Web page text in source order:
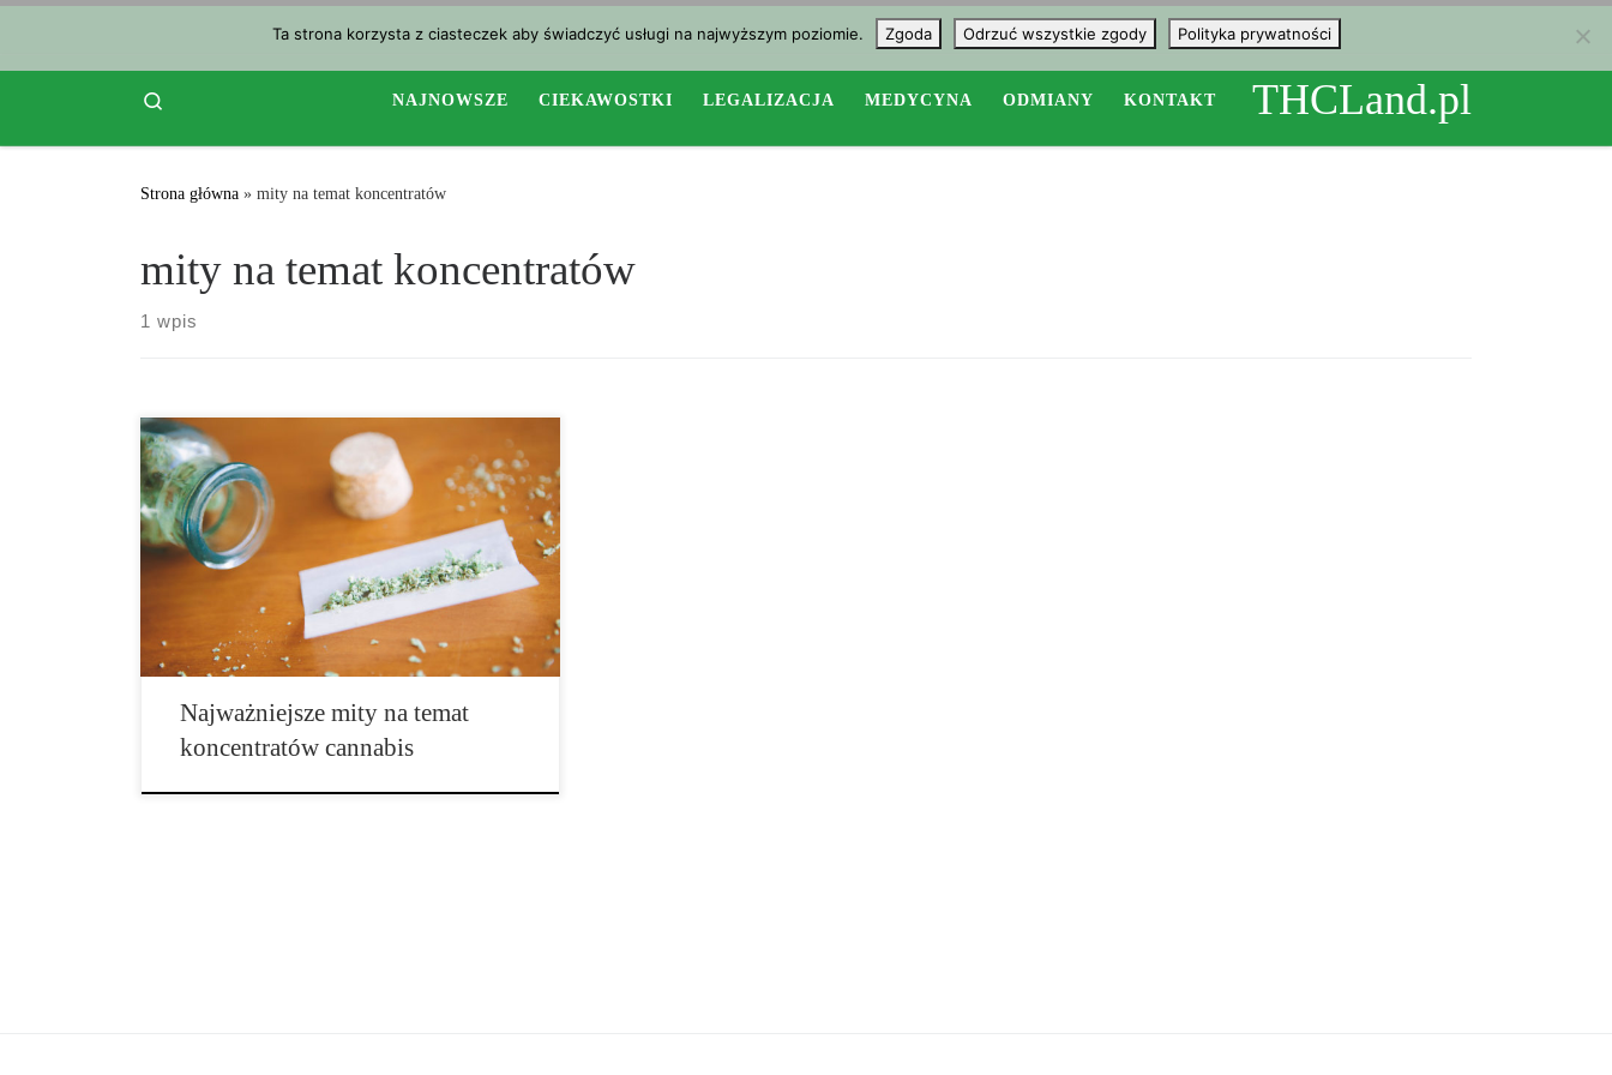
THCLand.pl
NAJNOWSZE CIEKAWOSTKI LEGALIZACJA MEDYCYNA ODMIANY KONTAKT
Strona główna » mity na temat koncentratów
mity na temat koncentratów
1 wpis
W ciągu ostatnich kilku lat opinia publiczna o
marihuanie znacznie się poprawiła. Ludzie teraz
bardziej niż kiedykolwiek zaczynają odkrywać i
dowiadywać się, co roślina cannabis ma naprawdę do
zaoferowania.Jednak nie wszystkie produkty
pochodzące z marihuany otrzymują tą samą ciepłą
Najważniejsze mity na temat
koncentratów cannabis
Ta strona korzysta z ciasteczek aby świadczyć usługi na najwyższym poziomie. Zgoda Odrzuć wszystkie zgody Polityka prywatności